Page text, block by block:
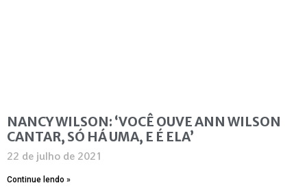
NANCY WILSON: ‘VOCÊ OUVE ANN WILSON
CANTAR, SÓ HÁ UMA, E É ELA’
22 de julho de 2021
Continue lendo »